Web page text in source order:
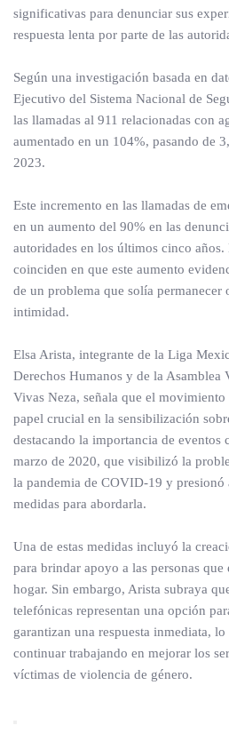
significativas para denunciar sus
respuesta lenta por parte de las
Según una investigación basada en
Ejecutivo del Sistema Nacional de
las llamadas al 911 relacionadas con
aumentado en un 104%, pasando de
2023.
Este incremento en las llamadas de
en un aumento del 90% en las
autoridades en los últimos cinco años.
coinciden en que este aumento
de un problema que solía
intimidad.
Elsa Arista, integrante de la Liga
Derechos Humanos y de la Asamblea
Vivas Neza, señala que el
papel crucial en la sensibilización
destacando la importancia de eventos
marzo de 2020, que visibilizó la
la pandemia de COVID-19 y presionó
medidas para abordarla.
Una de estas medidas incluyó la
para brindar apoyo a las personas
hogar. Sin embargo, Arista subraya
telefónicas representan una opción
garantizan una respuesta inmediata,
continuar trabajando en mejorar los
víctimas de violencia de género.